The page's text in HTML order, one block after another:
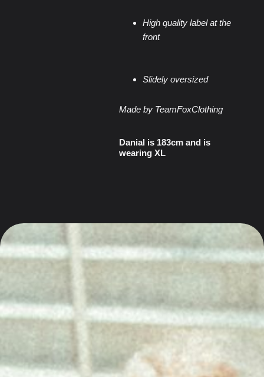
High quality label at the
front
Slidely oversized
Made by TeamFoxClothing
Danial is 183cm and is
wearing XL